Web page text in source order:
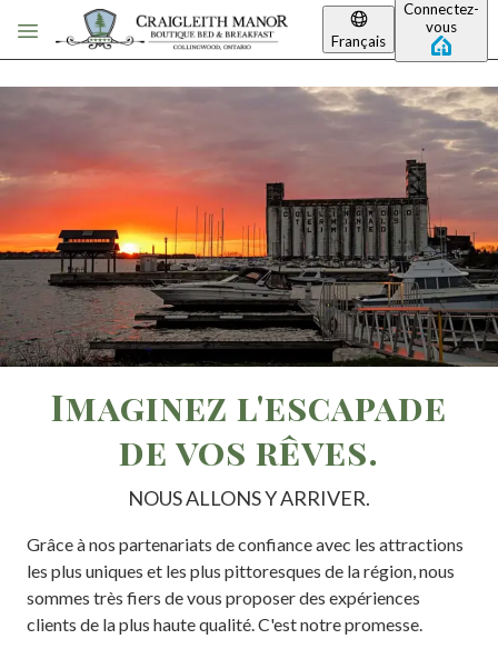
Passer au contenu principal
Français
Connectez-
vous
Imaginez l'escapade
de vos rêves.
NOUS ALLONS Y ARRIVER.
Grâce à nos partenariats de confiance avec les attractions
les plus uniques et les plus pittoresques de la région, nous
sommes très fiers de vous proposer des expériences
clients de la plus haute qualité. C'est notre promesse.